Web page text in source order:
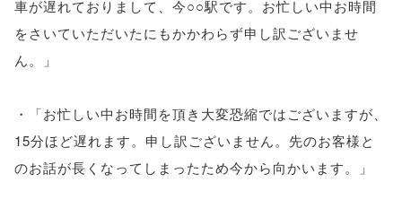
車が遅れておりまして、今○○駅です。お忙しい中お時間
をさいていただいたにもかかわらず申し訳ございませ
ん。」
・「お忙しい中お時間を頂き大変恐縮ではございますが、
15分ほど遅れます。申し訳ございません。先のお客様と
のお話が長くなってしまったため今から向かいます。」